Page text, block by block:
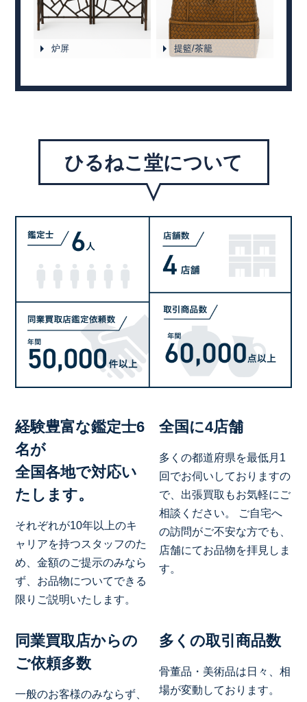
炉屏 提籃/茶籠
ひるねこ堂について
経験豊富な鑑定士6
名が
全国各地で対応い
たします。
それぞれが10年以上のキ
ャリアを持つスタッフのた
め、金額のご提示のみなら
ず、お品物についてできる
限りご説明いたします。
全国に4店舗
多くの都道府県を最低月1
回でお伺いしておりますの
で、出張買取もお気軽にご
相談ください。 ご自宅へ
の訪問がご不安な方でも、
店舗にてお品物を拝見しま
す。
同業買取店からの
ご依頼多数
一般のお客様のみならず、
多くの取引商品数
骨董品・美術品は日々、相
場が変動しております。